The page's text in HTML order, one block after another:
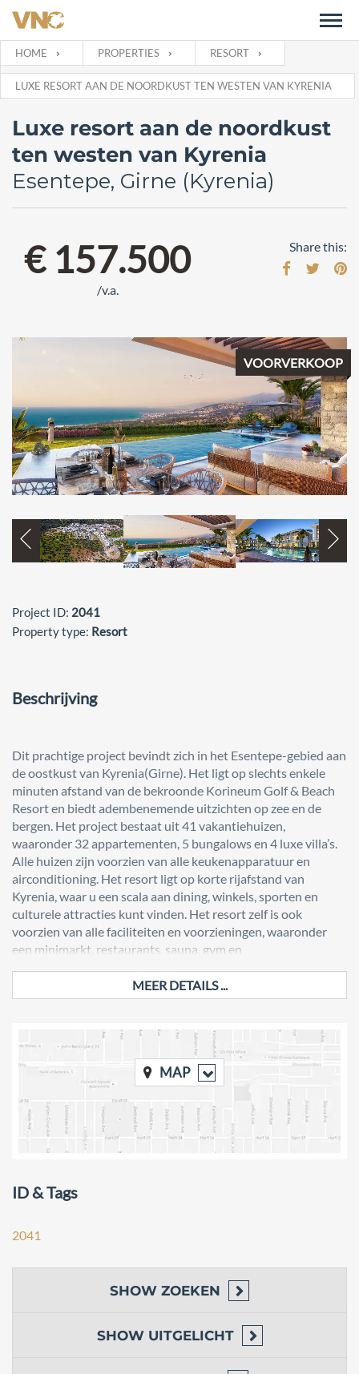
HOME PROPERTIES RESORT
LUXE RESORT AAN DE NOORDKUST TEN WESTEN VAN KYRENIA
Luxe resort aan de noordkust
ten westen van Kyrenia
Esentepe, Girne (Kyrenia)
€ 157.500
/v.a.
Share this:
VOORVERKOOP
Project ID: 2041
Property type: Resort
Beschrijving
Dit prachtige project bevindt zich in het Esentepe-gebied aan
de oostkust van Kyrenia(Girne). Het ligt op slechts enkele
minuten afstand van de bekroonde Korineum Golf & Beach
Resort en biedt adembenemende uitzichten op zee en de
bergen. Het project bestaat uit 41 vakantiehuizen,
waaronder 32 appartementen, 5 bungalows en 4 luxe villa’s.
Alle huizen zijn voorzien van alle keukenapparatuur en
airconditioning. Het resort ligt op korte rijafstand van
Kyrenia, waar u een scala aan dining, winkels, sporten en
culturele attracties kunt vinden. Het resort zelf is ook
voorzien van alle faciliteiten en voorzieningen, waaronder
een minimarkt, restaurants, sauna, gym en
uitzichten op zee en de bergen terwijl u verblijft in dit
prachtige vakantiehuis in het resort in Noord-Cyprus.
Vastgoedtypes
Dit project biedt een breed scala aan vastgoedopties,
waaronder appartementen met verschillende afmetingen en
uitzichten. Of u nu op zoek bent naar een kleine studio of een
ruime penthouse, wij hebben iets voor iedereen. Neem gerust
contact met ons op voor meer informatie over beschikbare
opties en prijzen.
Bruto-vloeroppervlakte 63 m2,
Bruto-vloeroppervlakte 90,5 m2
Beginprijs vanaf £254.900 / €286.000
MEER DETAILS ...
MAP
ID & Tags
2041
SHOW ZOEKEN
SHOW UITGELICHT